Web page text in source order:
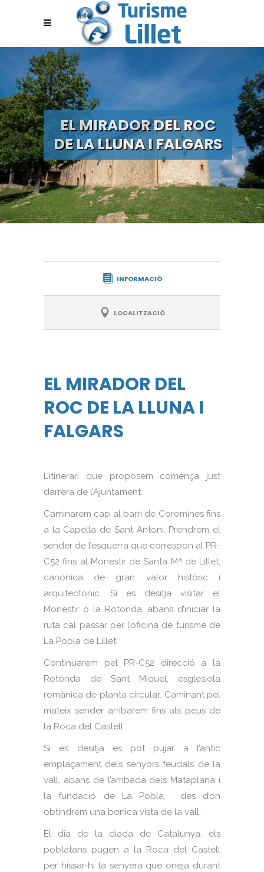
EL MIRADOR DEL ROC
DE LA LLUNA I FALGARS
INFORMACIÓ
LOCALITZACIÓ
EL MIRADOR DEL
ROC DE LA LLUNA I
FALGARS
L’itinerari que proposem comença just
darrera de l’Ajuntament.
Caminarem cap al barri de Coromines fins
a la Capella de Sant Antoni. Prendrem el
sender de l’esquerra que correspon al PR-
C52 fins al Monestir de Santa Mª de Lillet,
canònica de gran valor històric i
arquitectònic. Si es desitja visitar el
Monestir o la Rotonda, abans d’iniciar la
ruta cal passar per l’oficina de turisme de
La Pobla de Lillet.
Continuarem pel PR-C52 direcció a la
Rotonda de Sant Miquel, esglesiola
romànica de planta circular. Caminant pel
mateix sender arribarem fins als peus de
la Roca del Castell.
Si es desitja es pot pujar a l’antic
emplaçament dels senyors feudals de la
vall, abans de l’arribada dels Mataplana i
la fundació de La Pobla, des d’on
obtindrem una bonica vista de la vall.
El dia de la diada de Catalunya, els
poblatans pugen a la Roca del Castell
per hissar-hi la senyera que oneja durant